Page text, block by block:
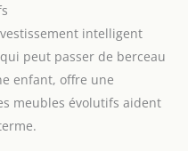
intelligent
peut passer de berceau
enfant, offre une
meubles évolutifs aident